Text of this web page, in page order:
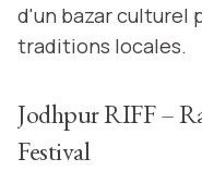
d'un bazar culturel
traditions locales.
Jodhpur RIFF –
Festival